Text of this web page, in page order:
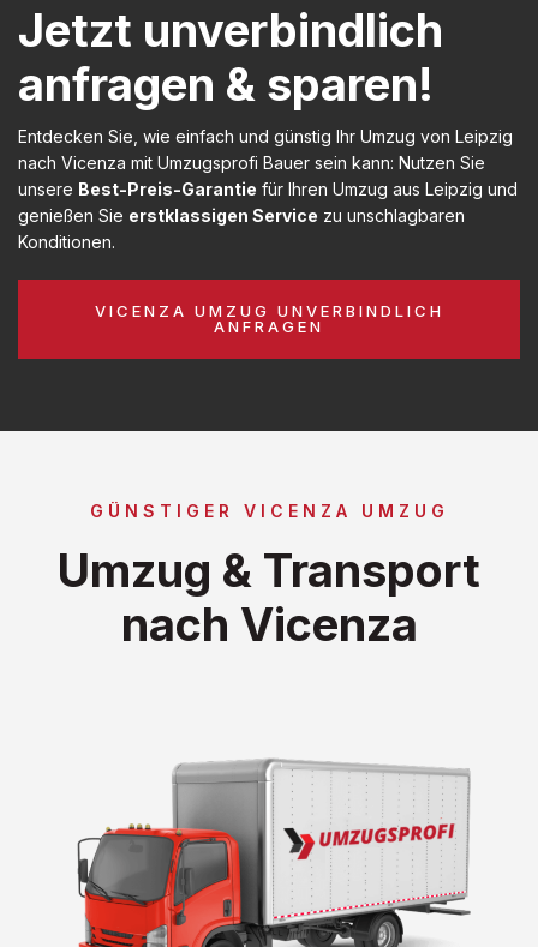
Jetzt unverbindlich
anfragen & sparen!
Entdecken Sie, wie einfach und günstig Ihr Umzug von Leipzig
nach Vicenza mit Umzugsprofi Bauer sein kann: Nutzen Sie
unsere Best-Preis-Garantie für Ihren Umzug aus Leipzig und
genießen Sie erstklassigen Service zu unschlagbaren
Konditionen.
VICENZA UMZUG UNVERBINDLICH
ANFRAGEN
GÜNSTIGER VICENZA UMZUG
Umzug & Transport
nach Vicenza